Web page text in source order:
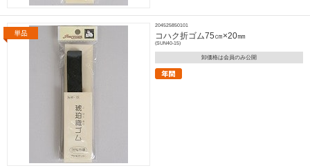
204525850101
コハク折ゴム75㎝×20㎜
(SUN40-15)
卸価格は会員のみ公開